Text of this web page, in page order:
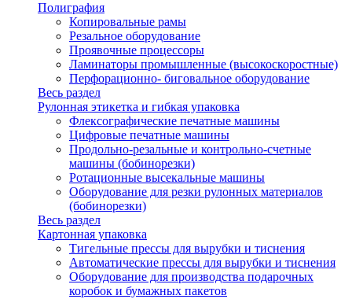
Полиграфия
Копировальные рамы
Резальное оборудование
Проявочные процессоры
Ламинаторы промышленные (высокоскоростные)
Перфорационно- биговальное оборудование
Весь раздел
Рулонная этикетка и гибкая упаковка
Флексографические печатные машины
Цифровые печатные машины
Продольно-резальные и контрольно-счетные
машины (бобинорезки)
Ротационные высекальные машины
Оборудование для резки рулонных материалов
(бобинорезки)
Весь раздел
Картонная упаковка
Тигельные прессы для вырубки и тиснения
Автоматические прессы для вырубки и тиснения
Оборудование для производства подарочных
коробок и бумажных пакетов